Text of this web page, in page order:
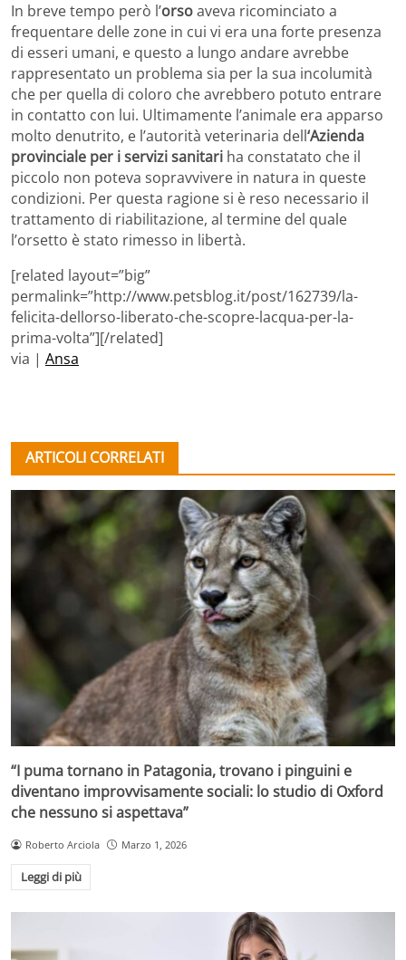
In breve tempo però l’orsoaveva ricominciato a
frequentare delle zone in cui vi era una forte presenza
di esseri umani, e questo a lungo andare avrebbe
rappresentato un problema sia per la sua incolumità
che per quella di coloro che avrebbero potuto entrare
in contatto con lui. Ultimamente l’animale era apparso
molto denutrito, e l’autorità veterinaria dell‘Azienda
provinciale per i servizi sanitari ha constatato che il
piccolo non poteva sopravvivere in natura in queste
condizioni. Per questa ragione si è reso necessario il
trattamento di riabilitazione, al termine del quale
l’orsetto è stato rimesso in libertà.
[related layout=”big”
permalink=”http://www.petsblog.it/post/162739/la-
felicita-dellorso-liberato-che-scopre-lacqua-per-la-
prima-volta”][/related]
via | Ansa
ARTICOLI CORRELATI
“I puma tornano in Patagonia, trovano i pinguini e
diventano improvvisamente sociali: lo studio di Oxford
che nessuno si aspettava”
Roberto Arciola Marzo 1, 2026
Leggi di più